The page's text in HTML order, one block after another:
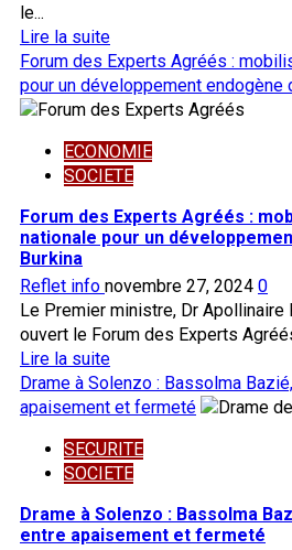
le...
Lire la suiteEn
savoir
plus
sur
L’Observateur
Paalga
convoqué
par
CSP
pour
un
sur
le
Forum des Experts Agréés :
pour un développement endogène
ECONOMIE
SOCIETE
Forum des Experts Agréés :
nationale pour un
Burkina
Reflet info novembre 27, 2024 0
Le Premier ministre, Dr Apollinaire
ouvert le Forum des Experts
Lire la suiteEn
savoir
plus
Forum
des
Experts
Agréés
Drame à Solenzo : Bassolma
apaisement et fermeté
SECURITE
SOCIETE
Drame à Solenzo : Bassolma
entre apaisement et fermeté